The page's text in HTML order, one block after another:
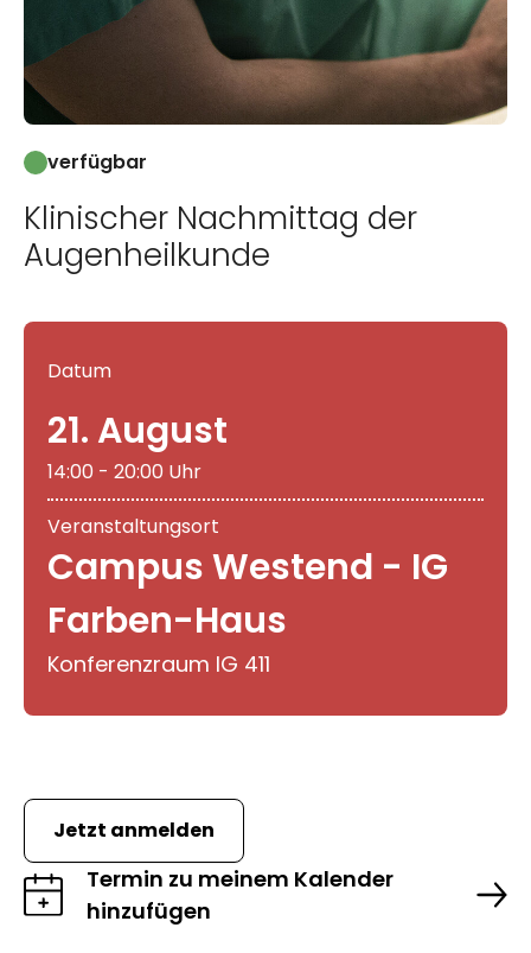
verfügbar
Klinischer Nachmittag der
Augenheilkunde
Datum
21. August
14:00 - 20:00 Uhr
Veranstaltungsort
Campus Westend - IG
Farben-Haus
Konferenzraum IG 411
Jetzt anmelden
Termin zu meinem Kalender
hinzufügen